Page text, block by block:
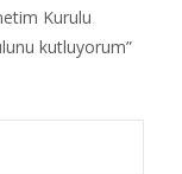
Kurulu
kutluyorum”